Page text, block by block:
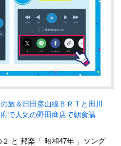
旅＆日田彦山線ＢＲＴと田川
で人気の野田商店で朝食購
２ と 邦楽「 昭和47年 」ソング